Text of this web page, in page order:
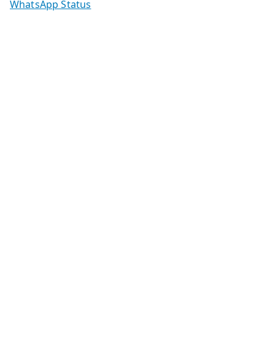
WhatsApp Status